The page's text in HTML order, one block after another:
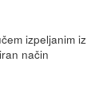
izpeljanim iz
način